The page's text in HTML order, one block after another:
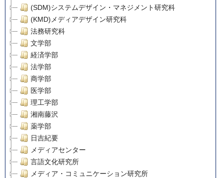
(SDM)システムデザイン・マネジメント研究科
(KMD)メディアデザイン研究科
法務研究科
文学部
経済学部
法学部
商学部
医学部
理工学部
湘南藤沢
薬学部
日吉紀要
メディアセンター
言語文化研究所
メディア・コミュニケーション研究所